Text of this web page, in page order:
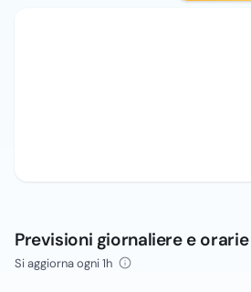
Previsioni giornaliere e orarie
Si aggiorna ogni 1h